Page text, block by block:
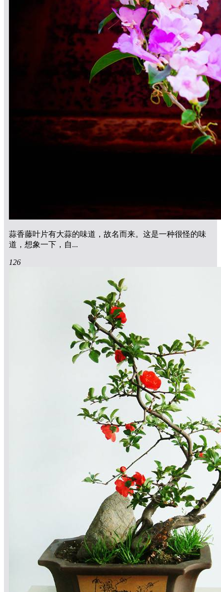
蒜香藤叶片有大蒜的味道，故名而来。这是一种很怪的味
道，想象一下，自...
126